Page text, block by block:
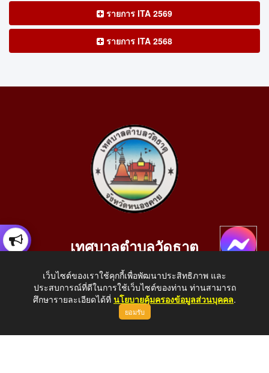
รายการ ITA 2569
รายการ ITA 2568
เทศบาลตำบลวัดธาตุ
อ.เมือง จ.หนองคาย 43000
โทรศัพท์: 042-414758 โทรสาร: 042-414759
E-Mail: saraban_05430110@dla.go.th
เว็บไซต์ของเราใช้คุกกี้เพื่อพัฒนาประสิทธิภาพ และ
ประสบการณ์ที่ดีในการใช้เว็บไซต์ของท่าน ท่านสามารถ
ศึกษารายละเอียดได้ที่ นโยบายคุ้มครองข้อมูลส่วนบุคคล.
ยอมรับ